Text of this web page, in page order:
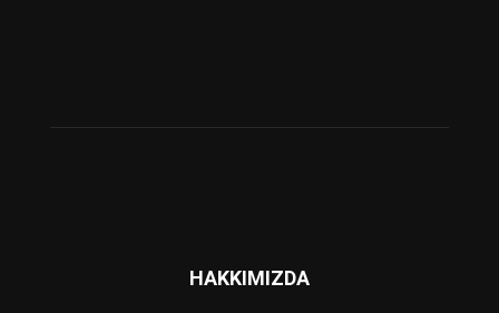
HAKKIMIZDA